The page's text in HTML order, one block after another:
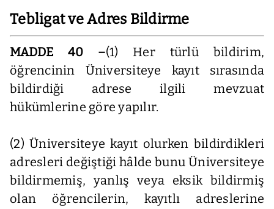
Tebligat ve Adres Bildirme
MADDE 40 –(1) Her türlü bildirim,
öğrencinin Üniversiteye kayıt sırasında
bildirdiği adrese ilgili mevzuat
hükümlerine göre yapılır.
(2) Üniversiteye kayıt olurken bildirdikleri
adresleri değiştiği hâlde bunu Üniversiteye
bildirmemiş, yanlış veya eksik bildirmiş
olan öğrencilerin, kayıtlı adreslerine